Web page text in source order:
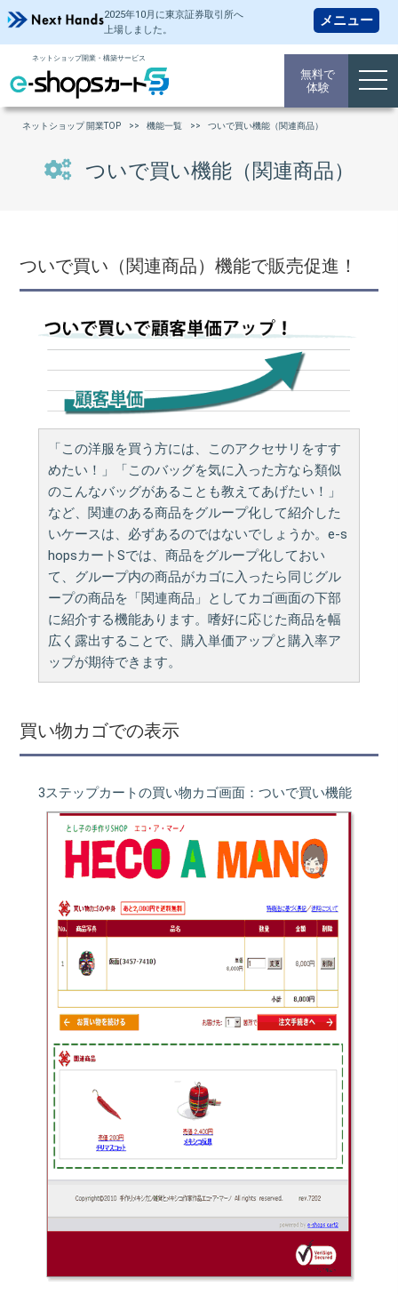
2025年10月に東京証券取引所へ
上場しました。
ネットショップ開業・構築サービス
無料で
体験
ネットショップ 開業TOP 機能一覧 ついで買い機能（関連商品）
ついで買い機能（関連商品）
ついで買い（関連商品）機能で販売促進！
「この洋服を買う方には、このアクセサリをすす
めたい！」「このバッグを気に入った方なら類似
のこんなバッグがあることも教えてあげたい！」
など、関連のある商品をグループ化して紹介した
いケースは、必ずあるのではないでしょうか。e-s
hopsカートSでは、商品をグループ化しておい
て、グループ内の商品がカゴに入ったら同じグル
ープの商品を「関連商品」としてカゴ画面の下部
に紹介する機能あります。嗜好に応じた商品を幅
広く露出することで、購入単価アップと購入率ア
ップが期待できます。
買い物カゴでの表示
3ステップカートの買い物カゴ画面：ついで買い機能